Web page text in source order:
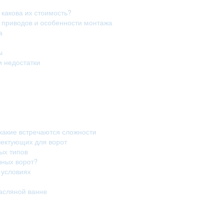
их стоимость?
и особенности монтажа
встречаются сложности
для ворот
типов
ворот?
ванне